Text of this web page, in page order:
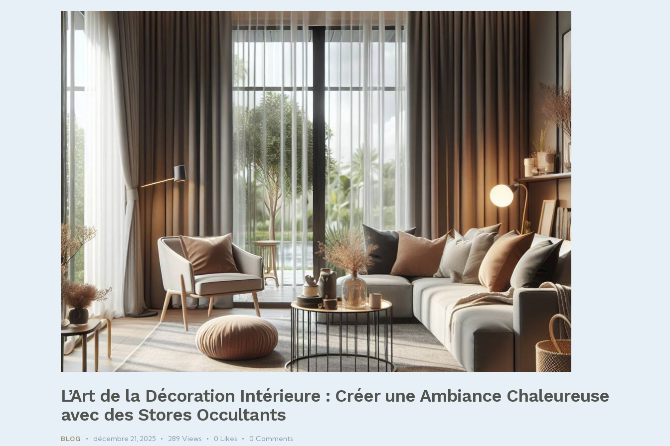
L’Art de la Décoration Intérieure : Créer une Ambiance Chaleureuse
avec des Stores Occultants
BLOG décembre 21, 2025 289 Views 0 Likes 0 Comments